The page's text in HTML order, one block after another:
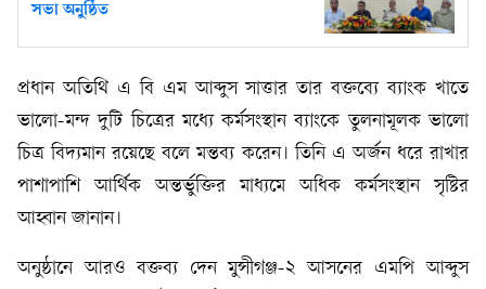
সভা অনুষ্ঠিত
প্রধান অতিথি এ বি এম আব্দুস সাত্তার তার বক্তব্যে ব্যাংক খাতে
ভালো-মন্দ দুটি চিত্রের মধ্যে কর্মসংস্থান ব্যাংকে তুলনামূলক ভালো
চিত্র বিদ্যমান রয়েছে বলে মন্তব্য করেন। তিনি এ অর্জন ধরে রাখার
পাশাপাশি আর্থিক অন্তর্ভুক্তির মাধ্যমে অধিক কর্মসংস্থান সৃষ্টির
আহ্বান জানান।
অনুষ্ঠানে আরও বক্তব্য দেন মুন্সীগঞ্জ-২ আসনের এমপি আব্দুস